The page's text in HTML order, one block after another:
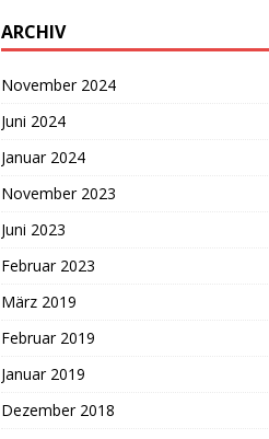
ARCHIV
November 2024
Juni 2024
Januar 2024
November 2023
Juni 2023
Februar 2023
März 2019
Februar 2019
Januar 2019
Dezember 2018